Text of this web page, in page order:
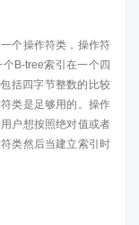
个操作符类，操作符
B-tree索引在一个四
括四字节整数的比较
类是足够用的。操作
户想按照绝对值或者
类然后当建立索引时